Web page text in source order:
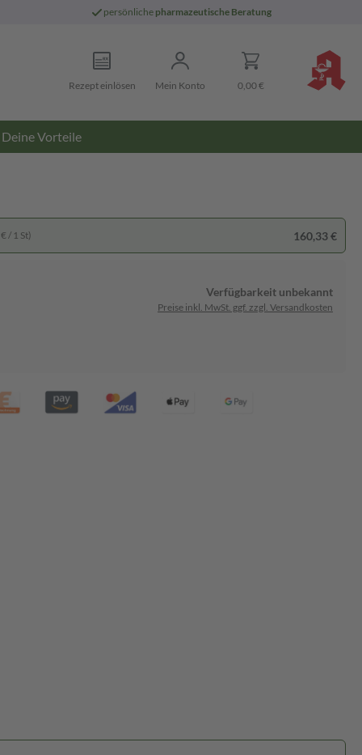
persönliche pharmazeutische Beratung
Rezept einlösen Mein Konto 0,00 €
Deine Vorteile
/ 1 St) 160,33 €
Verfügbarkeit unbekannt
Preise inkl. MwSt. ggf. zzgl. Versandkosten